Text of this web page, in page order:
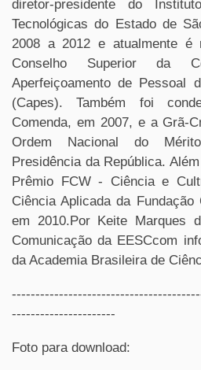
diretor-presidente do
Tecnológicas do Estado de
2008 a 2012 e atualmente é
Conselho Superior da
Aperfeiçoamento de Pessoal
(Capes). Também foi
Comenda, em 2007, e a Grã-
Ordem Nacional do
Presidência da República.
Prêmio FCW - Ciência e
Ciência Aplicada da Fundação
em 2010.Por Keite Marques
Comunicação da EESCcom
da Academia Brasileira de
----------------------
Foto para download: